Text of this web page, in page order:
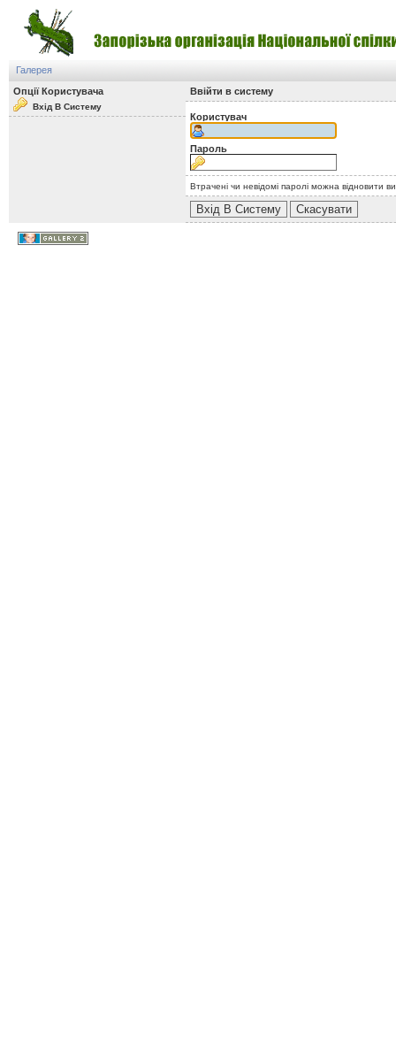
Галерея
Опції Користувача
Вхід В Систему
Ввійти в систему
Користувач
Пароль
Втрачені чи невідомі паролі можна відновити